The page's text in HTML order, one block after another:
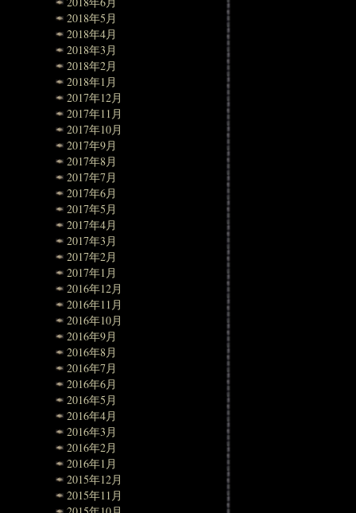
2018年5月
2018年4月
2018年3月
2018年2月
2018年1月
2017年12月
2017年11月
2017年10月
2017年9月
2017年8月
2017年7月
2017年6月
2017年5月
2017年4月
2017年3月
2017年2月
2017年1月
2016年12月
2016年11月
2016年10月
2016年9月
2016年8月
2016年7月
2016年6月
2016年5月
2016年4月
2016年3月
2016年2月
2016年1月
2015年12月
2015年11月